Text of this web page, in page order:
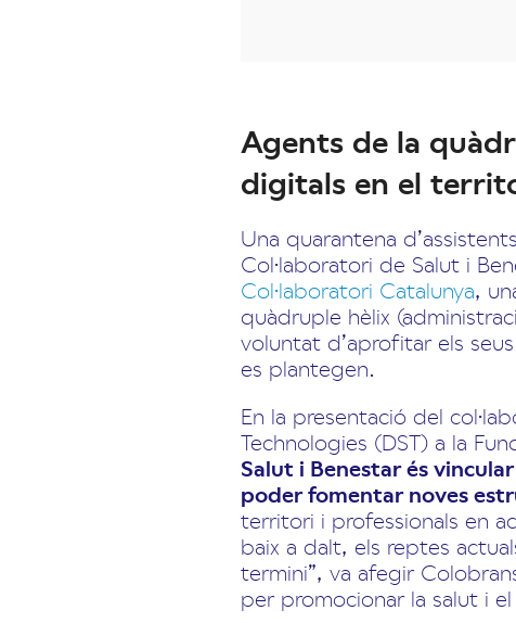
Agents de la
digitals en el
Una quarantena
Col·laboratori de Salut i
Col·laboratori Catalunya,
quàdruple hèlix
voluntat d’aprofitar els
es plantegen.
En la presentació del
Technologies (DST) a la
Salut i Benestar és
poder fomentar noves
territori i professionals en
baix a dalt, els reptes
termini”, va afegir
per promocionar la salut i